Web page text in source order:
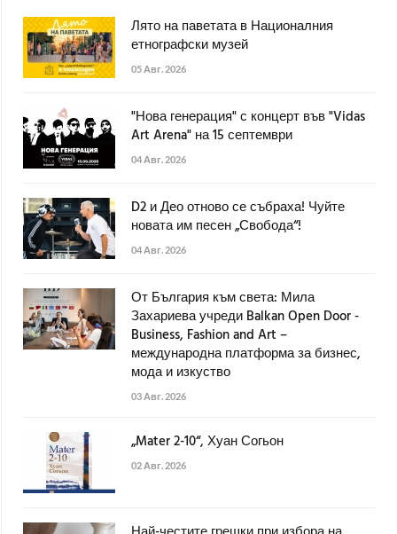
Лято на паветата в Националния
етнографски музей
05 Авг. 2026
"Нова генерация" с концерт във "Vidas
Art Arena" на 15 септември
04 Авг. 2026
D2 и Део отново се събраха! Чуйте
новата им песен „Свобода“!
04 Авг. 2026
От България към света: Мила
Захариева учреди Balkan Open Door -
Business, Fashion and Art –
международна платформа за бизнес,
мода и изкуство
03 Авг. 2026
„Mater 2-10“, Хуан Согьон
02 Авг. 2026